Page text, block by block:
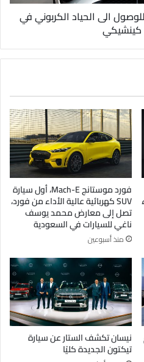
الى الحياد الكربوني في
فورد موستانج Mach-E، أول سيارة
SUV كهربائية عالية الأداء من فورد،
تصل إلى معارض محمد يوسف
ناغي للسيارات في السعودية
منذ أسبوعين
نيسان تكشف الستار عن سيارة
تيكتون الجديدة كليًا